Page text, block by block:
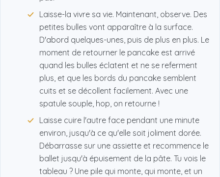
Laisse-la vivre sa vie. Maintenant, observe. Des
petites bulles vont apparaître à la surface.
D'abord quelques-unes, puis de plus en plus. Le
moment de retourner le pancake est arrivé
quand les bulles éclatent et ne se referment
plus, et que les bords du pancake semblent
cuits et se décollent facilement. Avec une
spatule souple, hop, on retourne !
Laisse cuire l'autre face pendant une minute
environ, jusqu'à ce qu'elle soit joliment dorée.
Débarrasse sur une assiette et recommence le
ballet jusqu'à épuisement de la pâte. Tu vois le
tableau ? Une pile qui monte, qui monte, et un